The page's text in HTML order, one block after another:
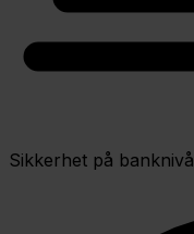
Sikkerhet på banknivå